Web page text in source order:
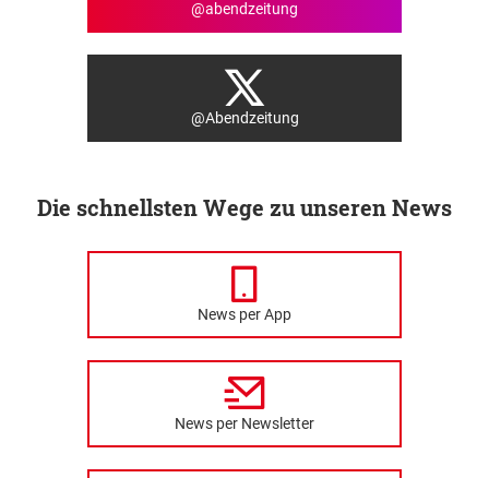
@abendzeitung
@Abendzeitung
Die schnellsten Wege zu unseren News
News per App
News per Newsletter